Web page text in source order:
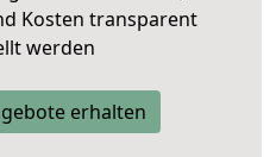
Kosten transparent
werden
erhalten